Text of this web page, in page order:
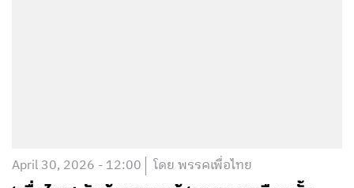
April 30, 2026 - 12:00 โดย พรรคเพื่อไทย